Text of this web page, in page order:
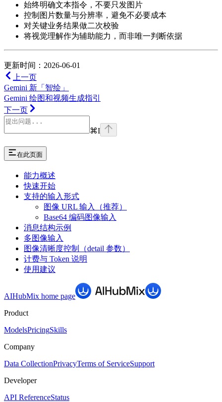
始终明确文本指令，不要只发图片
控制图片数量与分辨率，避免不必要成本
对关键业务结果做二次校验
将视觉理解作为辅助能力，而非唯一判断依据
更新时间：2026-06-01
上一页
Gemini 新「智绘」
Gemini 绘图和视频生成指引
下一页
⌘I
在此页面
能力概述
快速开始
支持的输入形式
图像 URL 输入（推荐）
Base64 编码图像输入
消息结构示例
多图像输入
图像清晰度控制（detail 参数）
计费与 Token 说明
使用建议
AIHubMix home page
Product
ModelsPricingSkills
Company
Data CollectionPrivacyTerms of ServiceSupport
Developer
API ReferenceStatus